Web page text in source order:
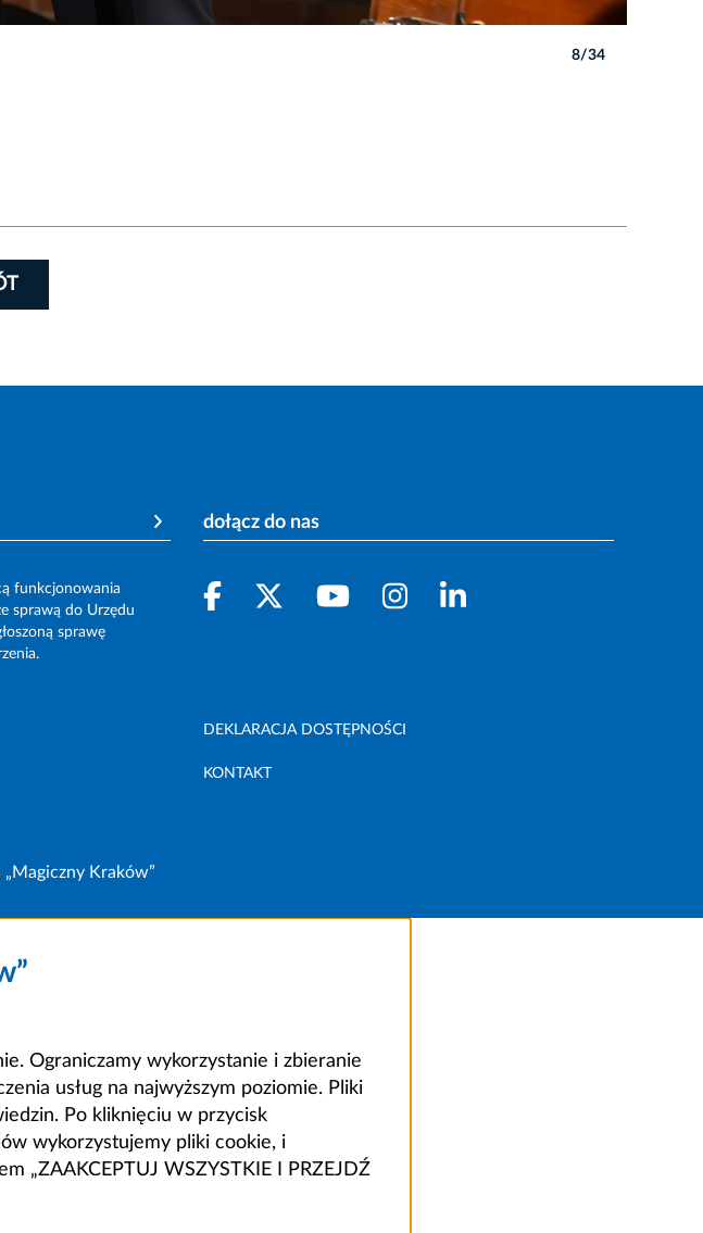
8/34
funkcjonowania
sprawą do Urzędu
sprawę
dołącz do nas
DEKLARACJA DOSTĘPNOŚCI
KONTAKT
Kraków”
Ograniczamy wykorzystanie i zbieranie
usług na najwyższym poziomie. Pliki
Po kliknięciu w przycisk
wykorzystujemy pliki cookie, i
„ZAAKCEPTUJ WSZYSTKIE I PRZEJDŹ